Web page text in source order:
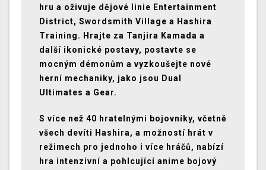
hru a oživuje dějové linie Entertainment
District, Swordsmith Village a Hashira
Training. Hrajte za Tanjira Kamada a
další ikonické postavy, postavte se
mocným démonům a vyzkoušejte nové
herní mechaniky, jako jsou Dual
Ultimates a Gear.
S více než 40 hratelnými bojovníky, včetně
všech devíti Hashira, a možností hrát v
režimech pro jednoho i více hráčů, nabízí
hra intenzivní a pohlcující anime bojový